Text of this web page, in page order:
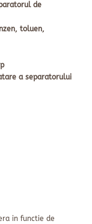
de
toluen,
a separatorului
in functie de